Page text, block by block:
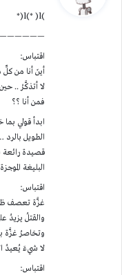
ل)l(* )l(*
اقتباس:
أينَ أنا من
لا أتذكَّرْ ..
فمن أنا ؟؟
ابدأ قولي
الطويل بالرد
قصيدة رائعة
البليغة
اقتباس:
غزَّة تعصف
والقتلُ يزيدُ
وتحَاصرُ غزَّة
لا شيءَ يُعيدُ
اقتباس: